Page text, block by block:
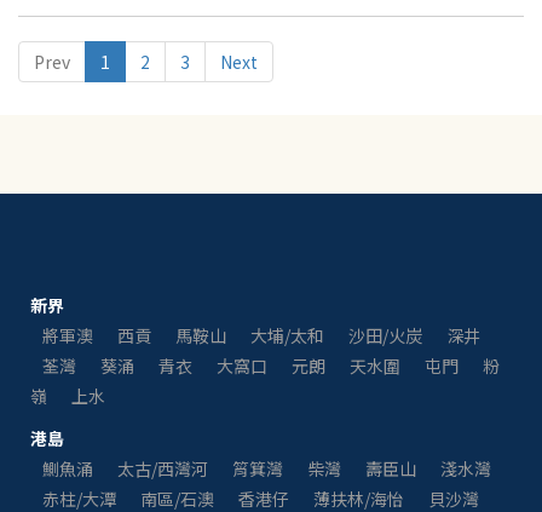
唔少精明網友就突然回憶起幾年之前Purple姐姐工人嗰間「廁
下床上」嘅房，相比之下真係有異曲同工之妙，根本就係100%
matched宜家普通人所能負擔嘅居住環境呢
Prev 1 2 3 Next
新界
將軍澳
西貢 馬鞍山 大埔/太和 沙田/火炭
深井
荃灣
葵涌 青衣 大窩口 元朗 天水圍 屯門
粉
嶺
上水
港島
鰂魚涌
太古/西灣河 筲箕灣 柴灣 壽臣山
淺水灣
赤柱/大潭
南區/石澳 香港仔 薄扶林/海怡
貝沙灣